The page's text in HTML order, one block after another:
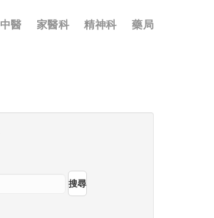
中醫 家醫科 精神科 藥局
搜尋